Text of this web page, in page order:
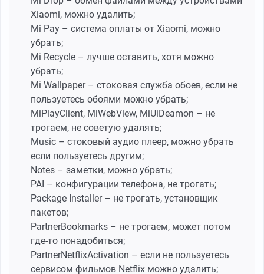
Xiaomi, можно удалить;
Mi Pay – система оплаты от Xiaomi, можно
убрать;
Mi Recycle – лучше оставить, хотя можно
убрать;
Mi Wallpaper – стоковая служба обоев, если не
пользуетесь обоями можно убрать;
MiPlayClient, MiWebView, MiUiDeamon – не
трогаем, не советую удалять;
Music – стоковый аудио плеер, можно убрать
если пользуетесь другим;
Notes – заметки, можно убрать;
PAI – конфигурации телефона, не трогать;
Package Installer – не трогать, установщик
пакетов;
PartnerBookmarks – не трогаем, может потом
где-то понадобиться;
PartnerNetflixActivation – если не пользуетесь
сервисом фильмов Netflix можно удалить;